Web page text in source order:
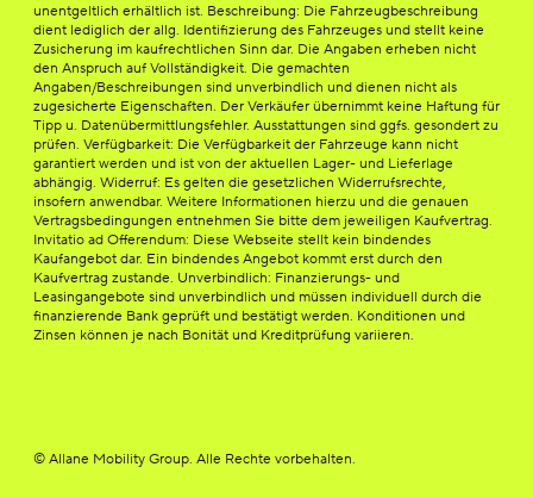
unentgeltlich erhältlich ist. Beschreibung: Die Fahrzeugbeschreibung
dient lediglich der allg. Identifizierung des Fahrzeuges und stellt keine
Zusicherung im kaufrechtlichen Sinn dar. Die Angaben erheben nicht
den Anspruch auf Vollständigkeit. Die gemachten
Angaben/Beschreibungen sind unverbindlich und dienen nicht als
zugesicherte Eigenschaften. Der Verkäufer übernimmt keine Haftung für
Tipp u. Datenübermittlungsfehler. Ausstattungen sind ggfs. gesondert zu
prüfen. Verfügbarkeit: Die Verfügbarkeit der Fahrzeuge kann nicht
garantiert werden und ist von der aktuellen Lager- und Lieferlage
abhängig. Widerruf: Es gelten die gesetzlichen Widerrufsrechte,
insofern anwendbar. Weitere Informationen hierzu und die genauen
Vertragsbedingungen entnehmen Sie bitte dem jeweiligen Kaufvertrag.
Invitatio ad Offerendum: Diese Webseite stellt kein bindendes
Kaufangebot dar. Ein bindendes Angebot kommt erst durch den
Kaufvertrag zustande. Unverbindlich: Finanzierungs- und
Leasingangebote sind unverbindlich und müssen individuell durch die
finanzierende Bank geprüft und bestätigt werden. Konditionen und
Zinsen können je nach Bonität und Kreditprüfung variieren.
© Allane Mobility Group. Alle Rechte vorbehalten.